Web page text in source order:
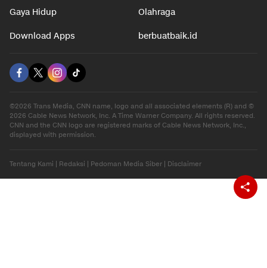
Gaya Hidup Olahraga
Download Apps berbuatbaik.id
©2026 Trans Media, CNN name, logo and all associated elements (R) and ©
2026 Cable News Network, Inc. A Time Warner Company. All rights reserved.
CNN and the CNN logo are registered marks of Cable News Network, Inc.,
displayed with permission.
Tentang Kami Redaksi Pedoman Media Siber Disclaimer